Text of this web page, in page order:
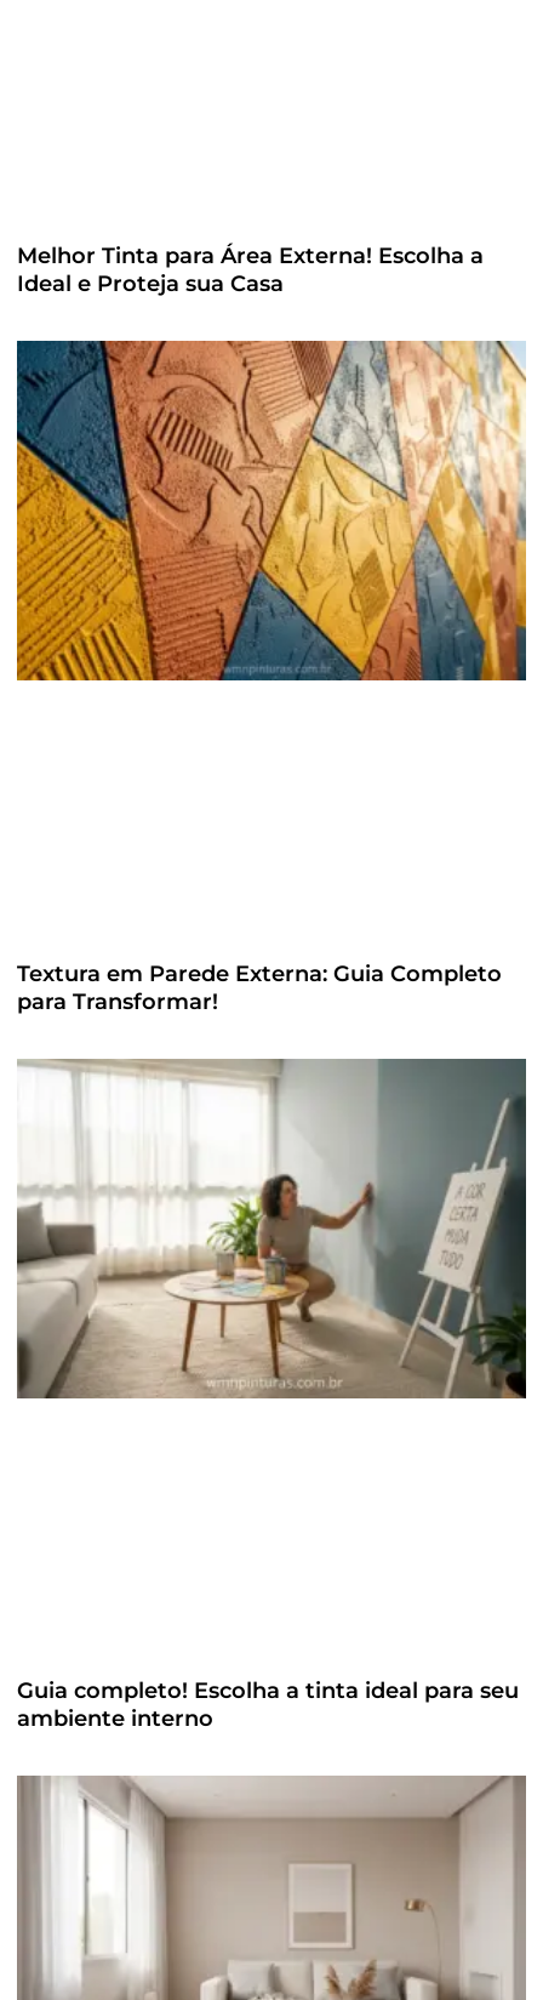
Melhor Tinta para Área Externa! Escolha a
Ideal e Proteja sua Casa
Textura em Parede Externa: Guia Completo
para Transformar!
Guia completo! Escolha a tinta ideal para seu
ambiente interno